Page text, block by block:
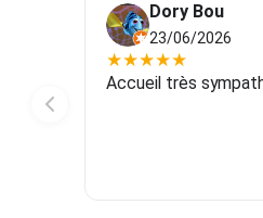
Dory Bou
23/06/2026
★★★★★
Accueil très